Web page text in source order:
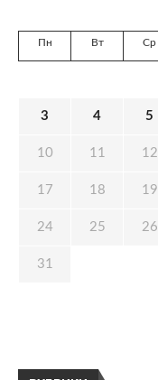
Пн Вт Ср
3 4 5
10 11 12
17 18 19
24 25 26
31